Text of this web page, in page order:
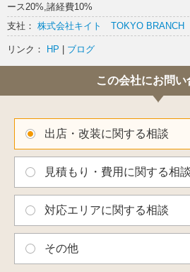
ース20%,諸経費10%
支社： 株式会社キイト TOKYO BRANCH
リンク： HP | ブログ
この会社にお問い
出店・改装に関する相談
見積もり・費用に関する相談
対応エリアに関する相談
その他